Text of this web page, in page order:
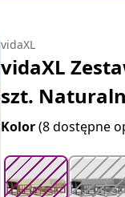
vidaXL
vidaXL
szt.
Kolor(8 dostępne